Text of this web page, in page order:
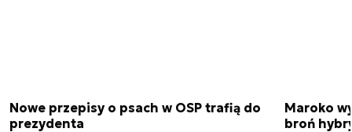
Nowe przepisy o psach w OSP trafią do
prezydenta
Maroko
broń